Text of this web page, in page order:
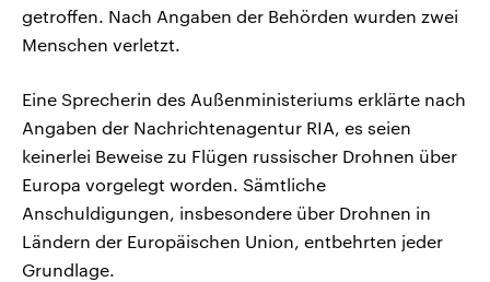
getroffen. Nach Angaben der Behörden wurden zwei
Menschen verletzt.
Eine Sprecherin des Außenministeriums erklärte nach
Angaben der Nachrichtenagentur RIA, es seien
keinerlei Beweise zu Flügen russischer Drohnen über
Europa vorgelegt worden. Sämtliche
Anschuldigungen, insbesondere über Drohnen in
Ländern der Europäischen Union, entbehrten jeder
Grundlage.